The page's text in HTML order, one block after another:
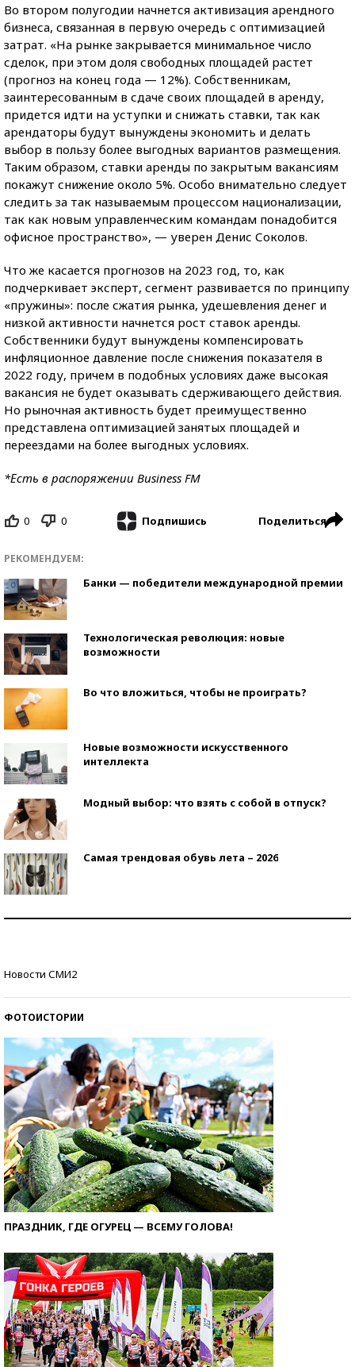
Во втором полугодии начнется активизация арендного
бизнеса, связанная в первую очередь с оптимизацией
затрат. «На рынке закрывается минимальное число
сделок, при этом доля свободных площадей растет
(прогноз на конец года — 12%). Собственникам,
заинтересованным в сдаче своих площадей в аренду,
придется идти на уступки и снижать ставки, так как
арендаторы будут вынуждены экономить и делать
выбор в пользу более выгодных вариантов размещения.
Таким образом, ставки аренды по закрытым вакансиям
покажут снижение около 5%. Особо внимательно следует
следить за так называемым процессом национализации,
так как новым управленческим командам понадобится
офисное пространство», — уверен Денис Соколов.
Что же касается прогнозов на 2023 год, то, как
подчеркивает эксперт, сегмент развивается по принципу
«пружины»: после сжатия рынка, удешевления денег и
низкой активности начнется рост ставок аренды.
Собственники будут вынуждены компенсировать
инфляционное давление после снижения показателя в
2022 году, причем в подобных условиях даже высокая
вакансия не будет оказывать сдерживающего действия.
Но рыночная активность будет преимущественно
представлена оптимизацией занятых площадей и
переездами на более выгодных условиях.
*Есть в распоряжении Business FM
0 0 Подпишись Поделиться
РЕКОМЕНДУЕМ:
Банки — победители международной премии
Технологическая революция: новые
возможности
Во что вложиться, чтобы не проиграть?
Новые возможности искусственного
интеллекта
Модный выбор: что взять с собой в отпуск?
Самая трендовая обувь лета – 2026
Новости СМИ2
ФОТОИСТОРИИ
ПРАЗДНИК, ГДЕ ОГУРЕЦ — ВСЕМУ ГОЛОВА!